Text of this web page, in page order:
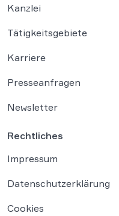
Kanzlei
Tätigkeitsgebiete
Karriere
Presseanfragen
Newsletter
Rechtliches
Impressum
Datenschutzerklärung
Cookies